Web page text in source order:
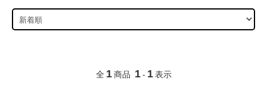
全 1 商品 1 - 1 表示